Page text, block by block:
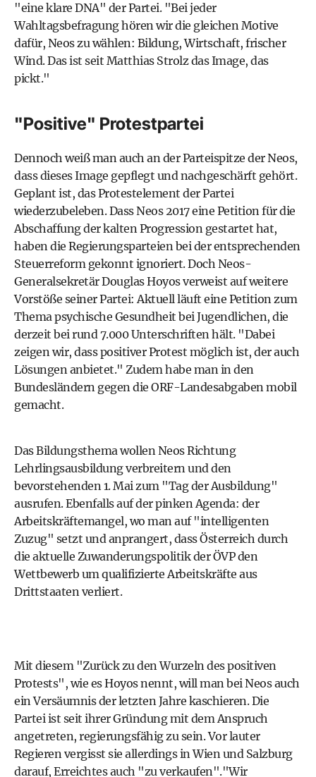
"eine klare DNA" der Partei. "Bei jeder
Wahltagsbefragung hören wir die gleichen Motive
dafür, Neos zu wählen: Bildung, Wirtschaft, frischer
Wind. Das ist seit Matthias Strolz das Image, das
pickt."
"Positive" Protestpartei
Dennoch weiß man auch an der Parteispitze der Neos,
dass dieses Image gepflegt und nachgeschärft gehört.
Geplant ist, das Protestelement der Partei
wiederzubeleben. Dass Neos 2017 eine Petition für die
Abschaffung der kalten Progression gestartet hat,
haben die Regierungsparteien bei der entsprechenden
Steuerreform gekonnt ignoriert. Doch Neos-
Generalsekretär Douglas Hoyos verweist auf weitere
Vorstöße seiner Partei: Aktuell läuft eine Petition zum
Thema psychische Gesundheit bei Jugendlichen, die
derzeit bei rund 7.000 Unterschriften hält. "Dabei
zeigen wir, dass positiver Protest möglich ist, der auch
Lösungen anbietet." Zudem habe man in den
Bundesländern gegen die ORF-Landesabgaben mobil
gemacht.
Das Bildungsthema wollen Neos Richtung
Lehrlingsausbildung verbreitern und den
bevorstehenden 1. Mai zum "Tag der Ausbildung"
ausrufen. Ebenfalls auf der pinken Agenda: der
Arbeitskräftemangel, wo man auf "intelligenten
Zuzug" setzt und anprangert, dass Österreich durch
die aktuelle Zuwanderungspolitik der ÖVP den
Wettbewerb um qualifizierte Arbeitskräfte aus
Drittstaaten verliert.
Mit diesem "Zurück zu den Wurzeln des positiven
Protests", wie es Hoyos nennt, will man bei Neos auch
ein Versäumnis der letzten Jahre kaschieren. Die
Partei ist seit ihrer Gründung mit dem Anspruch
angetreten, regierungsfähig zu sein. Vor lauter
Regieren vergisst sie allerdings in Wien und Salzburg
darauf, Erreichtes auch "zu verkaufen"."Wir